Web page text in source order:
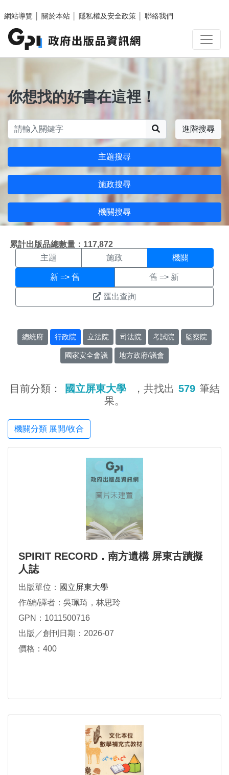
網站導覽
關於本站 隱私權及安全政策 聯絡我們
你想找的好書在這裡！
進階搜尋
主題搜尋
施政搜尋
機關搜尋
累計出版品總數量：117,872
機關搜尋結果頁面
主題 施政 機關
新 => 舊 舊 => 新
匯出查詢
總統府 行政院 立法院 司法院 考試院 監察院
國家安全會議 地方政府/議會
目前分類： 國立屏東大學 ，共找出 579 筆結
果。
機關分類 展開/收合
SPIRIT RECORD．南方遺構 屏東古蹟擬
人誌
出版單位： 國立屏東大學
作/編/譯者：吳珮琦，林思玲
GPN：1011500716
出版／創刊日期：2026-07
價格：400